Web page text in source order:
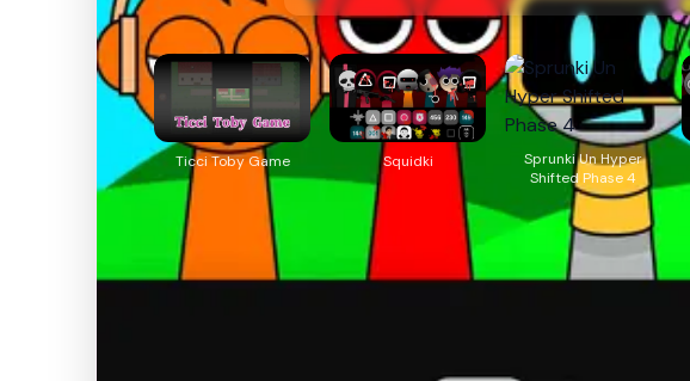
Ticci Toby Game Squidki
Sprunki Un Hyper
Shifted Phase 4